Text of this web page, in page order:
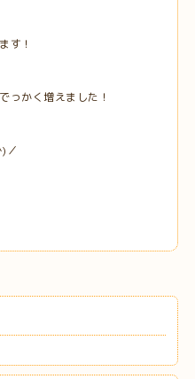
す！
っかく増えました！
／